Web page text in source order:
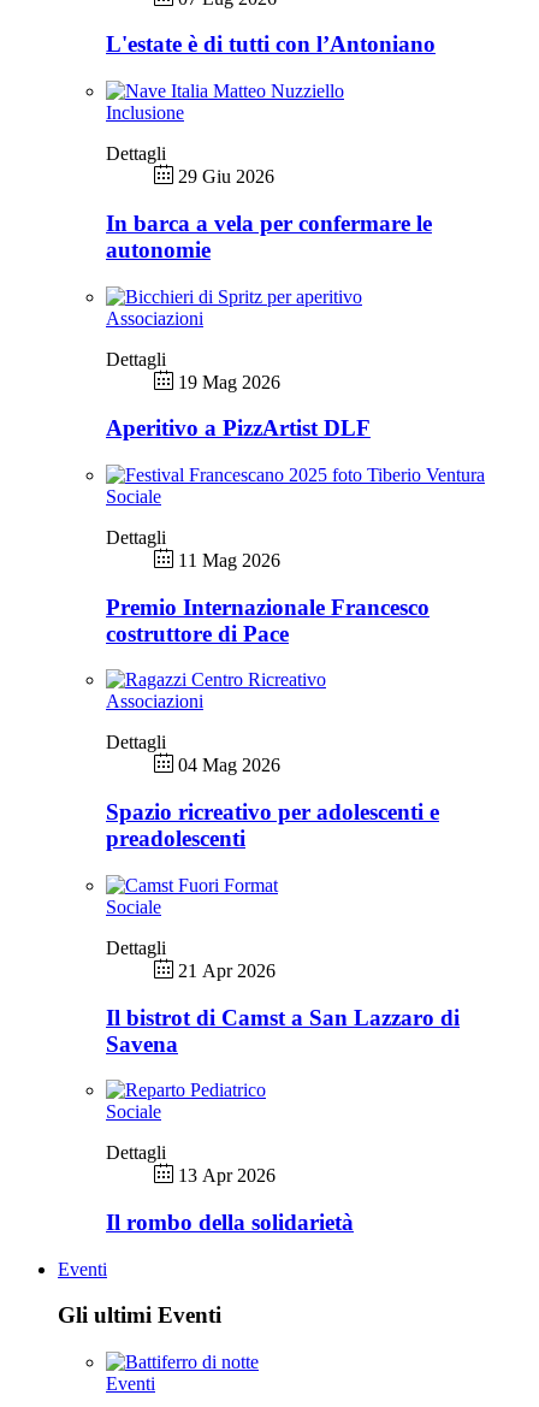
L'estate è di tutti con l’Antoniano
Inclusione
Dettagli
29 Giu 2026
In barca a vela per confermare le
autonomie
Associazioni
Dettagli
19 Mag 2026
Aperitivo a PizzArtist DLF
Sociale
Dettagli
11 Mag 2026
Premio Internazionale Francesco
costruttore di Pace
Associazioni
Dettagli
04 Mag 2026
Spazio ricreativo per adolescenti e
preadolescenti
Sociale
Dettagli
21 Apr 2026
Il bistrot di Camst a San Lazzaro di
Savena
Sociale
Dettagli
13 Apr 2026
Il rombo della solidarietà
Eventi
Gli ultimi Eventi
Eventi